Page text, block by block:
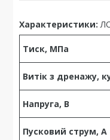
Характеристики:
Тиск, МПа
Витік з дренажу,
Напруга, В
Пусковий струм, А